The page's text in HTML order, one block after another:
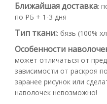
Ближайшая доставка:
по РБ + 1-3 дня
Тип ткани:: бязь (100%
Особенности
может отличаться от
зависимости от раскроя
заранее рисунок или
наволочек невозможно!